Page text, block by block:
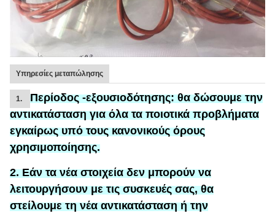
Υπηρεσίες μεταπώλησης
1. Περίοδος -εξουσιοδότησης:θα δώσουμε την
αντικατάστασηγιαόλα τα ποιοτικά προβλήματα
εγκαίρως υπό τους κανονικούς όρους
χρησιμοποίησης.
2. Εάν τα νέα στοιχεία δεν μπορούν να
λειτουργήσουν με τις συσκευές σας, θα
στείλουμε τη νέα αντικατάσταση ή την